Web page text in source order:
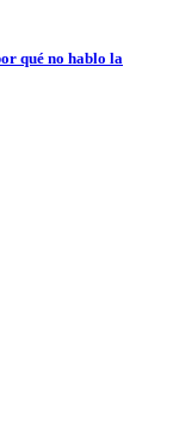
qué no hablo la